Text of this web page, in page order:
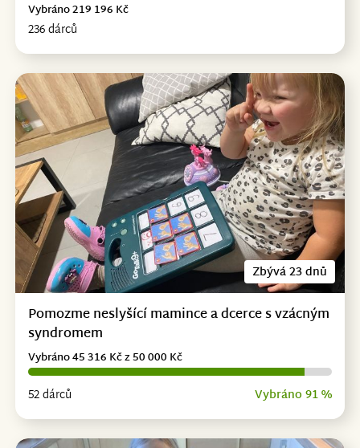
236 dárců
Vybráno 219 196 Kč
Zbývá 23 dnů
Pomozme neslyšící mamince a dcerce s vzácným
syndromem
52 dárců Vybráno 91 %
Vybráno 45 316 Kč z 50 000 Kč